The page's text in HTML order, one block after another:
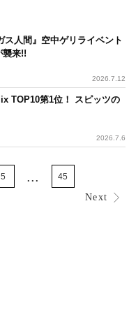
人間』空中ゲリライベント
襲来!!
2026.7.12
TOP10第1位！ スピッツの
2026.7.6
5 ... 45
Next